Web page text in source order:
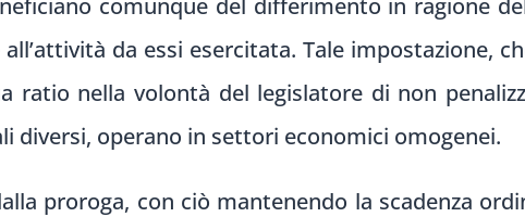
da essi esercitata. Tale impostazione,
ratio nella volontà del legislatore di non
diversi, operano in settori economici omogenei.
proroga, con ciò mantenendo la scadenza